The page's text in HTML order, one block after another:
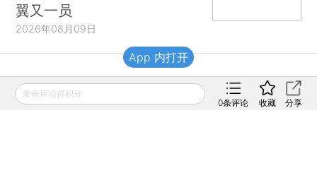
翼又一员
2026年08月09日
财新移动
发表评论得积分
0条评论 收藏 分享
App 内打开